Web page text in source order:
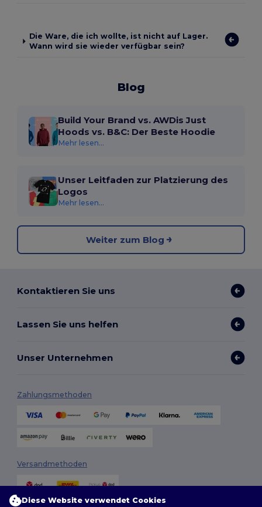
Die Ware, die ich wollte, ist nicht auf Lager.
Wann wird sie wieder verfügbar sein?
Blog
Build Your Brand vs. AWDis Just
Hoods vs. B&C: Der Beste Hoodie
Mehr lesen...
Unser Leitfaden zur Platzierung des
Logos
Mehr lesen...
Weiter zum Blog
Kontaktieren Sie uns
Lassen Sie uns helfen
Unser Unternehmen
Zahlungsmethoden
Versandmethoden
Diese Website verwendet Cookies